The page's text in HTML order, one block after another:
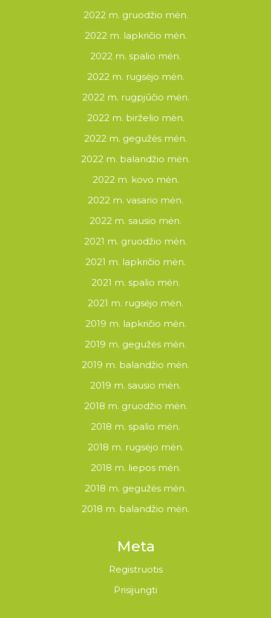
2022 m. gruodžio mėn.
2022 m. lapkričio mėn.
2022 m. spalio mėn.
2022 m. rugsėjo mėn.
2022 m. rugpjūčio mėn.
2022 m. birželio mėn.
2022 m. gegužės mėn.
2022 m. balandžio mėn.
2022 m. kovo mėn.
2022 m. vasario mėn.
2022 m. sausio mėn.
2021 m. gruodžio mėn.
2021 m. lapkričio mėn.
2021 m. spalio mėn.
2021 m. rugsėjo mėn.
2019 m. lapkričio mėn.
2019 m. gegužės mėn.
2019 m. balandžio mėn.
2019 m. sausio mėn.
2018 m. gruodžio mėn.
2018 m. spalio mėn.
2018 m. rugsėjo mėn.
2018 m. liepos mėn.
2018 m. gegužės mėn.
2018 m. balandžio mėn.
Meta
Registruotis
Prisijungti